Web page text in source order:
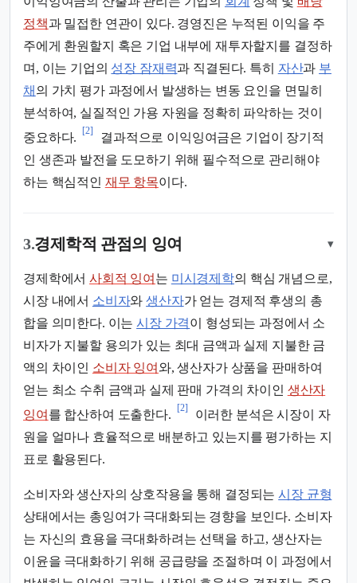
정책과 밀접한 연관이 있다. 경영진은 누적된 이익을 주
주에게 환원할지 혹은 기업 내부에 재투자할지를 결정하
며, 이는 기업의 성장 잠재력과 직결된다. 특히 자산과 부
채 의 가치 평가 과정에서 발생하는 변동 요인을 면밀히
분석하여, 실질적인 가용 자원을 정확히 파악하는 것이
중요하다.
[2]
결과적으로 이익잉여금은 기업이 장기적
인 생존과 발전을 도모하기 위해 필수적으로 관리해야
하는 핵심적인 재무 항목이다.
3.경제학적 관점의 잉여 ▾
경제학에서사회적 잉여 는 미시경제학의 핵심 개념으로,
시장 내에서 소비자와생산자가 얻는 경제적 후생의 총
합을 의미한다. 이는시장 가격이 형성되는 과정에서 소
비자가 지불할 용의가 있는 최대 금액과 실제 지불한 금
액의 차이인 소비자 잉여 와, 생산자가 상품을 판매하여
얻는 최소 수취 금액과 실제 판매 가격의 차이인 생산자
잉여 를 합산하여 도출한다.
[2]
이러한 분석은 시장이 자
원을 얼마나 효율적으로 배분하고 있는지를 평가하는 지
표로 활용된다.
소비자와 생산자의 상호작용을 통해 결정되는시장 균형
상태에서는 총잉여가 극대화되는 경향을 보인다. 소비자
는 자신의 효용을 극대화하려는 선택을 하고, 생산자는
이윤을 극대화하기 위해 공급량을 조절하며 이 과정에서